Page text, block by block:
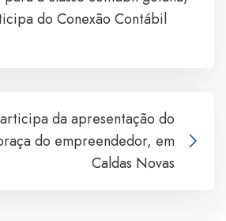
do Conexão Contábil
da apresentação do
do empreendedor, em
Caldas Novas